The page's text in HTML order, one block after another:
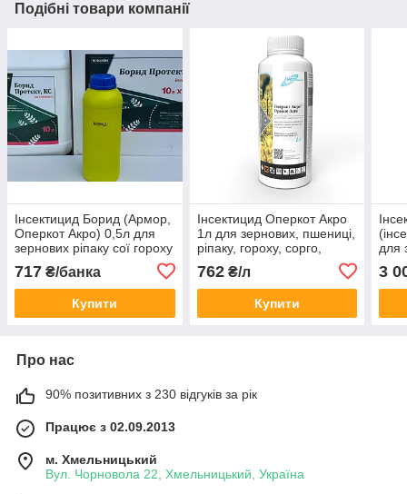
Подібні товари компанії
Інсектицид Борид (Армор,
Оперкот Акро) 0,5л для
зернових ріпаку сої гороху
кукурудзи від клопів трипс
попелиці
717 ₴/банка
Купити
Інсектицид Оперкот Акро
1л для зернових, пшениці,
ріпаку, гороху, сорго,
плодових
762₴/л
Купити
для
3
Про нас
90% позитивних з 230 відгуків за рік
Працює з 02.09.2013
м. Хмельницький
Вул. Чорновола 22, Хмельницький, Україна